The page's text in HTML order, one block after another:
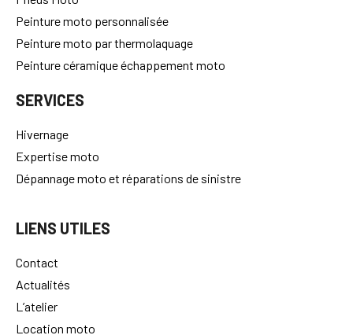
Peinture moto personnalisée
Peinture moto par thermolaquage
Peinture céramique échappement moto
SERVICES
Hivernage
Expertise moto
Dépannage moto et réparations de sinistre
LIENS UTILES
Contact
Actualités
L’atelier
Location moto